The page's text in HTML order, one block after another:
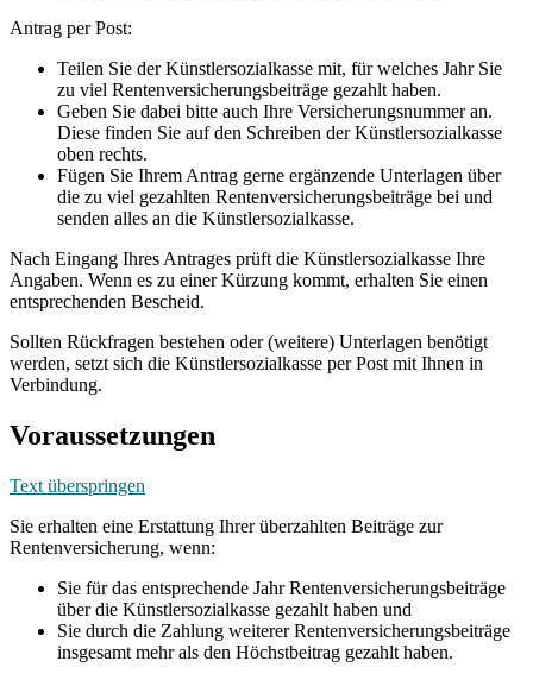
Antrag per Post:
Teilen Sie der Künstlersozialkasse mit, für welches Jahr Sie
zu viel Rentenversicherungsbeiträge gezahlt haben.
Geben Sie dabei bitte auch Ihre Versicherungsnummer an.
Diese finden Sie auf den Schreiben der Künstlersozialkasse
oben rechts.
Fügen Sie Ihrem Antrag gerne ergänzende Unterlagen über
die zu viel gezahlten Rentenversicherungsbeiträge bei und
senden alles an die Künstlersozialkasse.
Nach Eingang Ihres Antrages prüft die Künstlersozialkasse Ihre
Angaben. Wenn es zu einer Kürzung kommt, erhalten Sie einen
entsprechenden Bescheid.
Sollten Rückfragen bestehen oder (weitere) Unterlagen benötigt
werden, setzt sich die Künstlersozialkasse per Post mit Ihnen in
Verbindung.
Voraussetzungen
Text überspringen
Sie erhalten eine Erstattung Ihrer überzahlten Beiträge zur
Rentenversicherung, wenn:
Sie für das entsprechende Jahr Rentenversicherungsbeiträge
über die Künstlersozialkasse gezahlt haben und
Sie durch die Zahlung weiterer Rentenversicherungsbeiträge
insgesamt mehr als den Höchstbeitrag gezahlt haben.